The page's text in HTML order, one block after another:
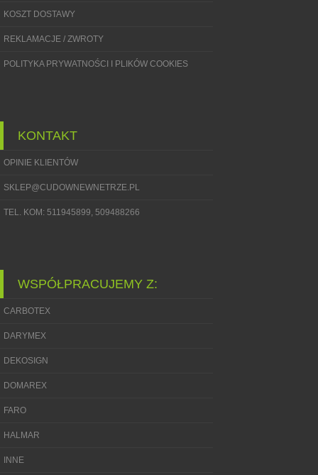
KOSZT DOSTAWY
REKLAMACJE / ZWROTY
POLITYKA PRYWATNOŚCI I PLIKÓW COOKIES
KONTAKT
OPINIE KLIENTÓW
SKLEP@CUDOWNEWNETRZE.PL
TEL. KOM: 511945899, 509488266
WSPÓŁPRACUJEMY Z:
CARBOTEX
DARYMEX
DEKOSIGN
DOMAREX
FARO
HALMAR
INNE